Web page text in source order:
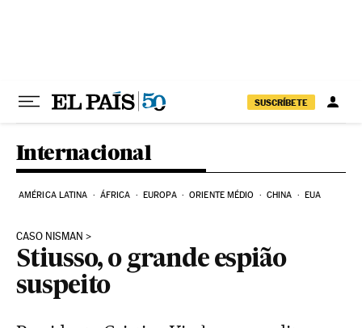
SUSCRÍBETE
Internacional
AMÉRICA LATINA ÁFRICA EUROPA ORIENTE MÉDIO CHINA EUA
CASO NISMAN
Stiusso, o grande espião
suspeito